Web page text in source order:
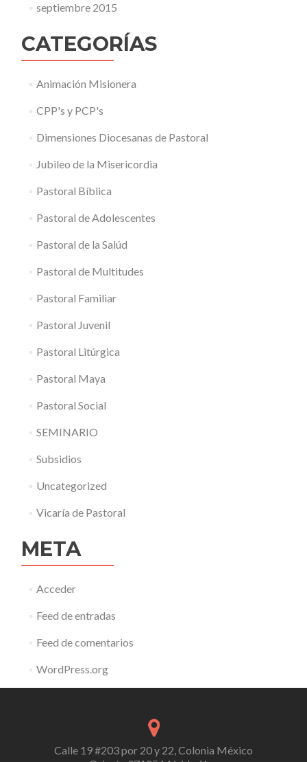
septiembre 2015
CATEGORÍAS
Animación Misionera
CPP's y PCP's
Dimensiones Diocesanas de Pastoral
Jubileo de la Misericordia
Pastoral Bíblica
Pastoral de Adolescentes
Pastoral de la Salúd
Pastoral de Multitudes
Pastoral Familiar
Pastoral Juvenil
Pastoral Litúrgica
Pastoral Maya
Pastoral Social
SEMINARIO
Subsidios
Uncategorized
Vicaría de Pastoral
META
Acceder
Feed de entradas
Feed de comentarios
WordPress.org
Calle 19 #203 por 20 y 22, Colonia México